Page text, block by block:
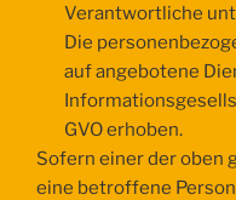
Verantwortliche
Die
auf angebotene
GVO erhoben.
Sofern einer der oben
eine betroffene